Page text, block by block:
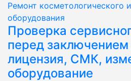
Ремонт косметологического
оборудования
Проверка
перед заключением
лицензия, СМК,
оборудование